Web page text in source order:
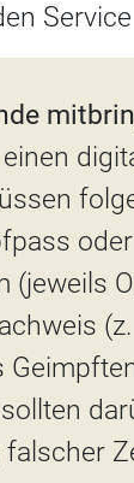
(jeweils
falscher